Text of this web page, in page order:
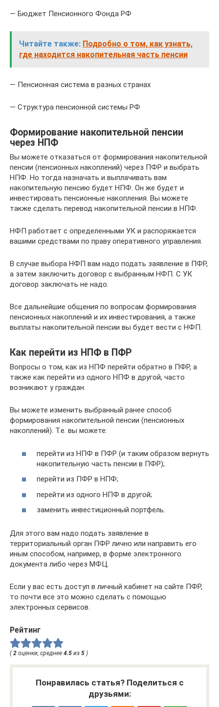
— Бюджет Пенсионного Фонда РФ
Читайте также: Подробно о том, как узнать,
где находится накопительная часть пенсии
— Пенсионная система в разных странах
— Структура пенсионной системы РФ
Формирование накопительной пенсии
через НПФ
Вы можете отказаться от формирования накопительной
пенсии (пенсионных накоплений) через ПФР и выбрать
НПФ. Но тогда назначать и выплачивать вам
накопительную пенсию будет НПФ. Он же будет и
инвестировать пенсионные накопления. Вы можете
также сделать перевод накопительной пенсии в НПФ.
НФП работает с определенными УК и распоряжается
вашими средствами по праву оперативного управления.
В случае выбора НФП вам надо подать заявление в ПФР,
а затем заключить договор с выбранным НФП. С УК
договор заключать не надо.
Все дальнейшие общения по вопросам формирования
пенсионных накоплений и их инвестирования, а также
выплаты накопительной пенсии вы будет вести с НФП.
Как перейти из НПФ в ПФР
Вопросы о том, как из НПФ перейти обратно в ПФР, а
также как перейти из одного НПФ в другой, часто
возникают у граждан.
Вы можете изменить выбранный ранее способ
формирования накопительной пенсии (пенсионных
накоплений). Т.е. вы можете:
перейти из НПФ в ПФР (и таким образом вернуть
накопительную часть пенсии в ПФР);
перейти из ПФР в НПФ;
перейти из одного НПФ в другой;
заменить инвестиционный портфель.
Для этого вам надо подать заявление в
территориальный орган ПФР лично или направить его
иным способом, например, в форме электронного
документа либо через МФЦ.
Если у вас есть доступ в личный кабинет на сайте ПФР,
то почти все это можно сделать с помощью
электронных сервисов.
Рейтинг
( 2 оценки, среднее 4.5 из 5 )
Понравилась статья? Поделиться с
друзьями: